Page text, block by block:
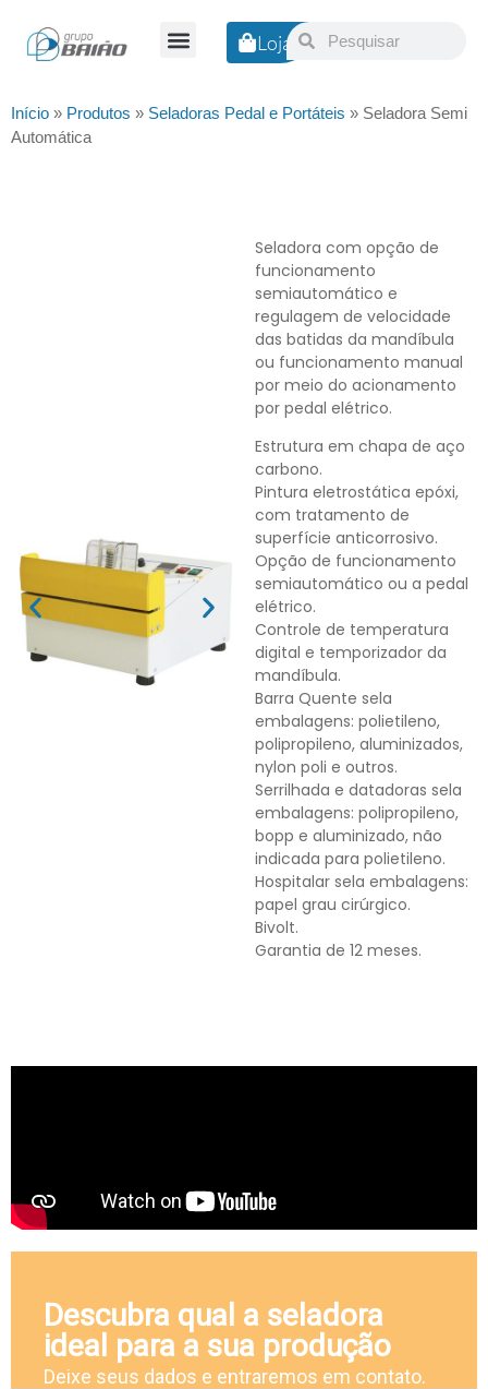
Loja
Início » Produtos » Seladoras Pedal e Portáteis » Seladora Semi
Automática
Seladora com opção de
funcionamento
semiautomático e
regulagem de velocidade
das batidas da mandíbula
ou funcionamento manual
por meio do acionamento
por pedal elétrico.
Estrutura em chapa de aço
carbono.
Pintura eletrostática epóxi,
com tratamento de
superfície anticorrosivo.
Opção de funcionamento
semiautomático ou a pedal
elétrico.
Controle de temperatura
digital e temporizador da
mandíbula.
Barra Quente sela
embalagens: polietileno,
polipropileno, aluminizados,
nylon poli e outros.
Serrilhada e datadoras sela
embalagens: polipropileno,
bopp e aluminizado, não
indicada para polietileno.
Hospitalar sela embalagens:
papel grau cirúrgico.
Bivolt.
Garantia de 12 meses.
Descubra qual a seladora
ideal para a sua produção
Deixe seus dados e entraremos em contato.